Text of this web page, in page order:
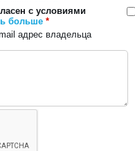
с условиями
больше *
адрес владельца